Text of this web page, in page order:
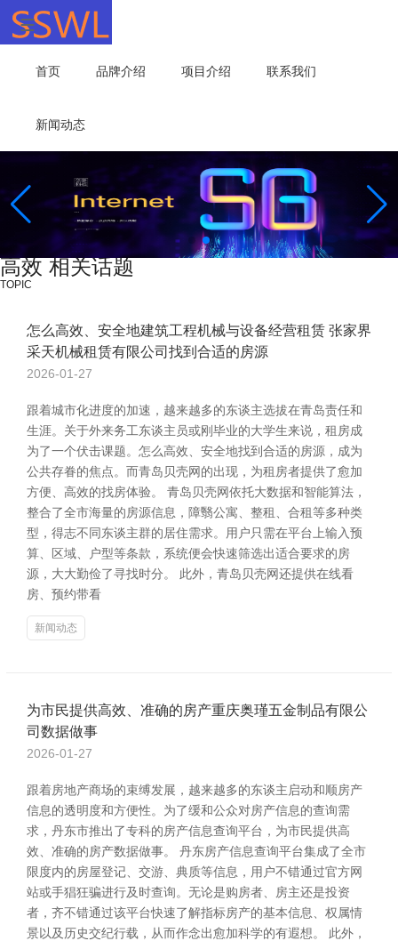
首页 品牌介绍 项目介绍 联系我们
新闻动态
高效 相关话题
TOPIC
怎么高效、安全地建筑工程机械与设备经营租赁 张家界
采天机械租赁有限公司找到合适的房源
2026-01-27
跟着城市化进度的加速，越来越多的东谈主选拔在青岛责任和
生涯。关于外来务工东谈主员或刚毕业的大学生来说，租房成
为了一个伏击课题。怎么高效、安全地找到合适的房源，成为
公共存眷的焦点。而青岛贝壳网的出现，为租房者提供了愈加
方便、高效的找房体验。 青岛贝壳网依托大数据和智能算法，
整合了全市海量的房源信息，障翳公寓、整租、合租等多种类
型，得志不同东谈主群的居住需求。用户只需在平台上输入预
算、区域、户型等条款，系统便会快速筛选出适合要求的房
源，大大勤俭了寻找时分。 此外，青岛贝壳网还提供在线看
房、预约带看
新闻动态
为市民提供高效、准确的房产重庆奥瑾五金制品有限公
司数据做事
2026-01-27
跟着房地产商场的束缚发展，越来越多的东谈主启动和顺房产
信息的透明度和方便性。为了缓和公众对房产信息的查询需
求，丹东市推出了专科的房产信息查询平台，为市民提供高
效、准确的房产数据做事。 丹东房产信息查询平台集成了全市
限度内的房屋登记、交游、典质等信息，用户不错通过官方网
站或手猖狂骗进行及时查询。无论是购房者、房主还是投资
者，齐不错通过该平台快速了解指标房产的基本信息、权属情
景以及历史交纪行载，从而作念出愈加科学的有遐想。 此外，